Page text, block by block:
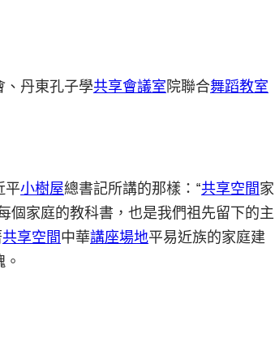
、丹東孔子學共享會議室院聯合舞蹈教室
平小樹屋總書記所講的那樣：“共享空間家
個家庭的教科書，也是我們祖先留下的主
共享空間中華講座場地平易近族的家庭建